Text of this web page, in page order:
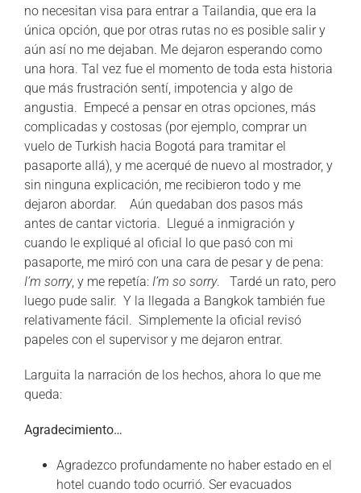
no necesitan visa para entrar a Tailandia, que era la
única opción, que por otras rutas no es posible salir y
aún así no me dejaban. Me dejaron esperando como
una hora. Tal vez fue el momento de toda esta historia
que más frustración sentí, impotencia y algo de
angustia. Empecé a pensar en otras opciones, más
complicadas y costosas (por ejemplo, comprar un
vuelo de Turkish hacia Bogotá para tramitar el
pasaporte allá), y me acerqué de nuevo al mostrador, y
sin ninguna explicación, me recibieron todo y me
dejaron abordar. Aún quedaban dos pasos más
antes de cantar victoria. Llegué a inmigración y
cuando le expliqué al oficial lo que pasó con mi
pasaporte, me miró con una cara de pesar y de pena:
I’m sorry, y me repetía: I’m so sorry. Tardé un rato, pero
luego pude salir. Y la llegada a Bangkok también fue
relativamente fácil. Simplemente la oficial revisó
papeles con el supervisor y me dejaron entrar.
Larguita la narración de los hechos, ahora lo que me
queda:
Agradecimiento…
Agradezco profundamente no haber estado en el
hotel cuando todo ocurrió. Ser evacuados